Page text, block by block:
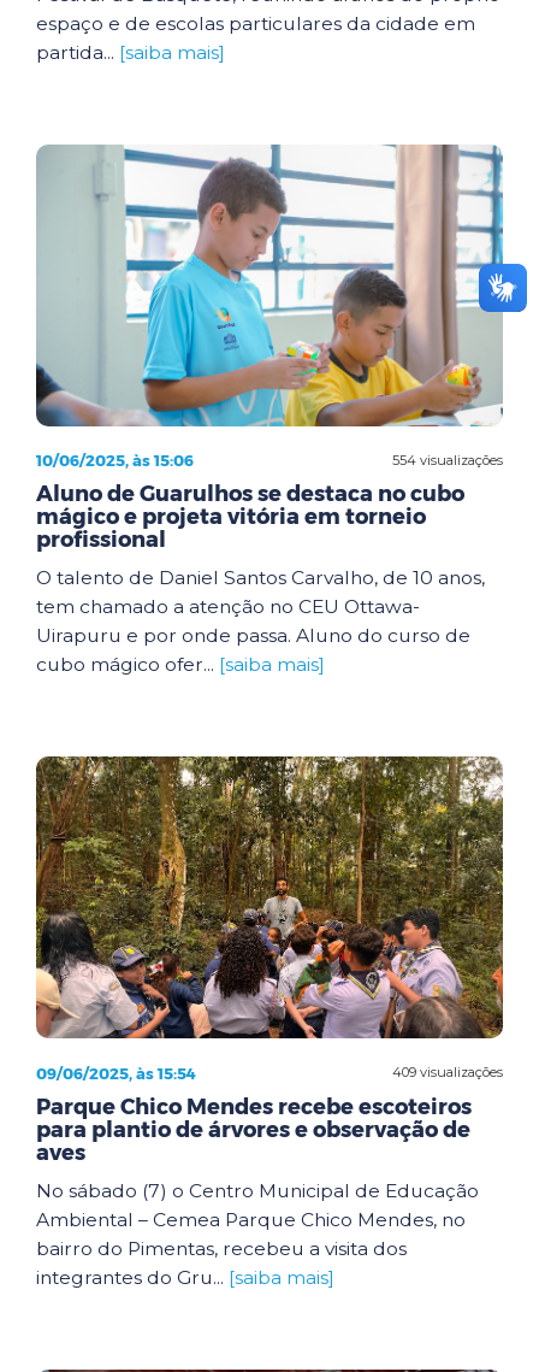
espaço e de escolas particulares da cidade em
partida... [saiba mais]
554 visualizações
10/06/2025, às 15:06
Aluno de Guarulhos se destaca no cubo
mágico e projeta vitória em torneio
profissional
O talento de Daniel Santos Carvalho, de 10 anos,
tem chamado a atenção no CEU Ottawa-
Uirapuru e por onde passa. Aluno do curso de
cubo mágico ofer... [saiba mais]
409 visualizações
09/06/2025, às 15:54
Parque Chico Mendes recebe escoteiros
para plantio de árvores e observação de
aves
No sábado (7) o Centro Municipal de Educação
Ambiental – Cemea Parque Chico Mendes, no
bairro do Pimentas, recebeu a visita dos
integrantes do Gru... [saiba mais]